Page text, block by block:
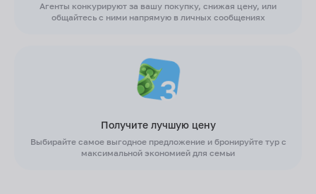
Агенты конкурируют за вашу покупку, снижая цену, или
общайтесь с ними напрямую в личных сообщениях
Получите лучшую цену
Выбирайте самое выгодное предложение и бронируйте тур с
максимальной экономией для семьи